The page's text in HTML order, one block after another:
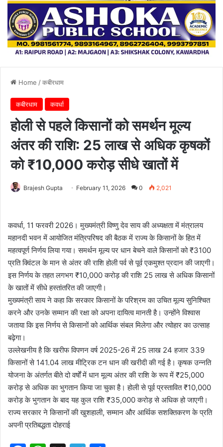
Home /कबीरधाम
कबीरधाम कवर्धा
होली से पहले किसानों को समर्थन मूल्य
अंतर की राशि: 25 लाख से अधिक कृषकों
को ₹10,000 करोड़ सीधे खातों में
Brajesh Gupta February 11, 2026 0 2,021
कवर्धा, 11 फरवरी 2026। मुख्यमंत्री विष्णु देव साय की अध्यक्षता में मंत्रालय
महानदी भवन में आयोजित मंत्रिपरिषद की बैठक में राज्य के किसानों के हित में
महत्वपूर्ण निर्णय लिया गया। समर्थन मूल्य पर धान बेचने वाले किसानों को ₹3100
प्रति क्विंटल के मान से अंतर की राशि होली पर्व से पूर्व एकमुश्त प्रदान की जाएगी।
इस निर्णय के तहत लगभग ₹10,000 करोड़ की राशि 25 लाख से अधिक किसानों
के खातों में सीधे हस्तांतरित की जाएगी।
मुख्यमंत्री साय ने कहा कि सरकार किसानों के परिश्रम का उचित मूल्य सुनिश्चित
करने और उनके सम्मान की रक्षा को अपना दायित्व मानती है। उन्होंने विश्वास
जताया कि इस निर्णय से किसानों को आर्थिक संबल मिलेगा और त्योहार का उत्साह
बढ़ेगा।
उल्लेखनीय है कि खरीफ विपणन वर्ष 2025-26 में 25 लाख 24 हजार 339
किसानों से 141.04 लाख मीट्रिक टन धान की खरीदी की गई है। कृषक उन्नति
योजना के अंतर्गत बीते दो वर्षों में धान मूल्य अंतर की राशि के रूप में ₹25,000
करोड़ से अधिक का भुगतान किया जा चुका है। होली से पूर्व प्रस्तावित ₹10,000
करोड़ के भुगतान के बाद यह कुल राशि ₹35,000 करोड़ से अधिक हो जाएगी।
राज्य सरकार ने किसानों की खुशहाली, सम्मान और आर्थिक सशक्तिकरण के प्रति
अपनी प्रतिबद्धता दोहराई